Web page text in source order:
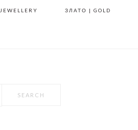
JEWELLERY ЗЛАТО | GOLD